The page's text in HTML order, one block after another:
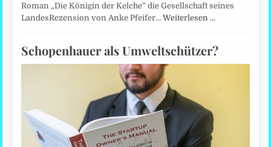
Roman „Die Königin der Kelche” die Gesellschaft seines
LandesRezension von Anke Pfeifer…Weiterlesen …
Schopenhauer als Umweltschützer?